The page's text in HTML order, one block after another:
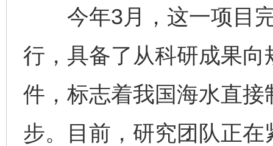
今年3月，这一项目完
行，具备了从科研成果
件，标志着我国海水直
步。目前，研究团队正